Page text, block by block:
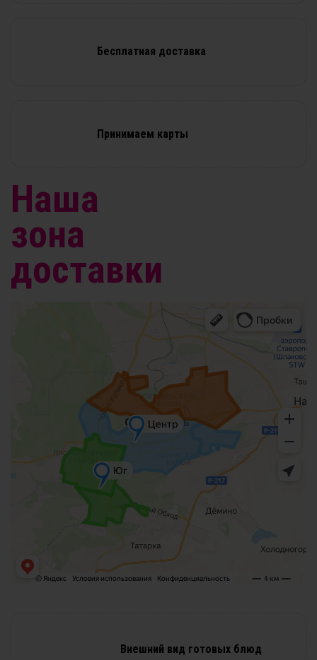
Бесплатная доставка
Принимаем карты
Наша
зона
доставки
Внешний вид готовых блюд